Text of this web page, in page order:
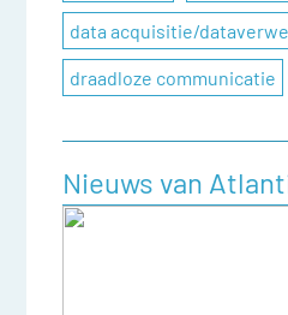
Bedrijfsnaam
E-mail
data acquisitie/
draadloze communicatie
Nieuws van